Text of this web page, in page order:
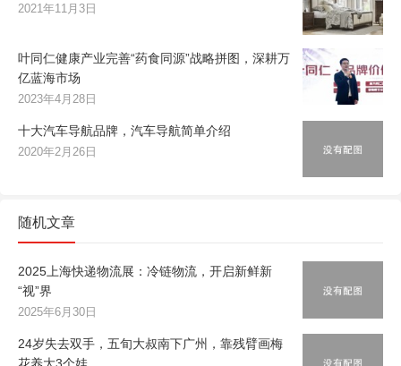
2021年11月3日
叶同仁健康产业完善“药食同源”战略拼图，深耕万
亿蓝海市场
2023年4月28日
十大汽车导航品牌，汽车导航简单介绍
2020年2月26日
随机文章
2025上海快递物流展：冷链物流，开启新鲜新
“视”界
2025年6月30日
24岁失去双手，五旬大叔南下广州，靠残臂画梅